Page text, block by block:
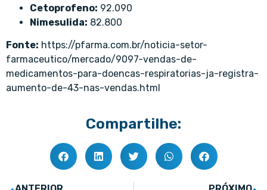
Cetoprofeno: 92.090
Nimesulida: 82.800
Fonte: https://pfarma.com.br/noticia-setor-
farmaceutico/mercado/9097-vendas-de-
medicamentos-para-doencas-respiratorias-ja-registra-
aumento-de-43-nas-vendas.html
Compartilhe: